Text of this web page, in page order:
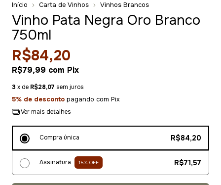
Início Carta de Vinhos Vinhos Brancos
Vinho Pata Negra Oro Branco
750ml
R$84,20
R$79,99 com Pix
3 x de R$28,07 sem juros
5% de desconto pagando com Pix
Ver mais detalhes
Compra única R$84,20
Assinatura 15% OFF R$71,57